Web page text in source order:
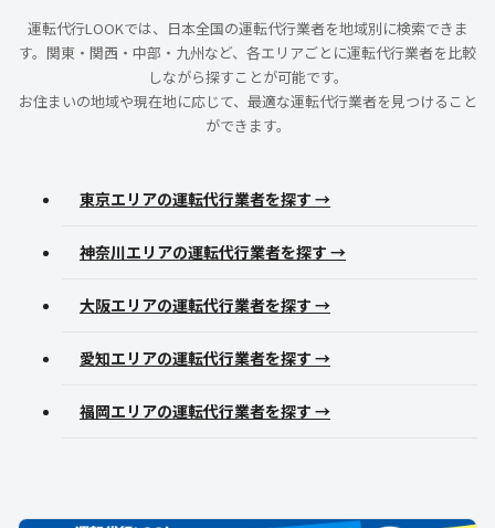
運転代行LOOKでは、日本全国の運転代行業者を地域別に検索できま
す。関東・関西・中部・九州など、各エリアごとに運転代行業者を比較
しながら探すことが可能です。
お住まいの地域や現在地に応じて、最適な運転代行業者を見つけること
ができます。
東京エリアの運転代行業者を探す →
神奈川エリアの運転代行業者を探す →
大阪エリアの運転代行業者を探す →
愛知エリアの運転代行業者を探す →
福岡エリアの運転代行業者を探す →